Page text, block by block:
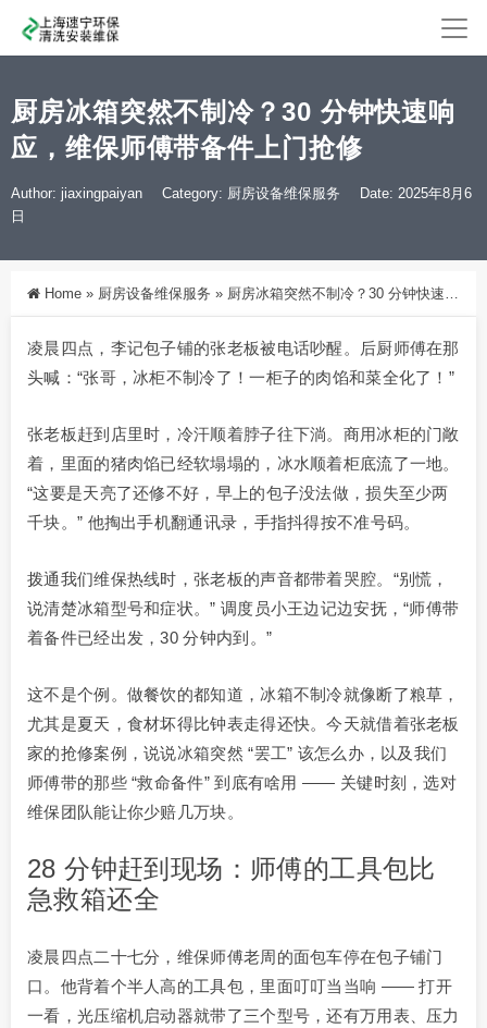
厨房冰箱突然不制冷？30 分钟快速响
应，维保师傅带备件上门抢修
Author: jiaxingpaiyan Category: 厨房设备维保服务
Date: 2025年8月6
日
Home » 厨房设备维保服务 » 厨房冰箱突然不制冷？30 分钟快速响应，维保师傅带备件上门抢修
凌晨四点，李记包子铺的张老板被电话吵醒。后厨师傅在那
头喊：“张哥，冰柜不制冷了！一柜子的肉馅和菜全化了！”
张老板赶到店里时，冷汗顺着脖子往下淌。商用冰柜的门敞
着，里面的猪肉馅已经软塌塌的，冰水顺着柜底流了一地。
“这要是天亮了还修不好，早上的包子没法做，损失至少两
千块。” 他掏出手机翻通讯录，手指抖得按不准号码。
拨通我们维保热线时，张老板的声音都带着哭腔。“别慌，
说清楚冰箱型号和症状。” 调度员小王边记边安抚，“师傅带
着备件已经出发，30 分钟内到。”
这不是个例。做餐饮的都知道，冰箱不制冷就像断了粮草，
尤其是夏天，食材坏得比钟表走得还快。今天就借着张老板
家的抢修案例，说说冰箱突然 “罢工” 该怎么办，以及我们
师傅带的那些 “救命备件” 到底有啥用 —— 关键时刻，选对
维保团队能让你少赔几万块。
28 分钟赶到现场：师傅的工具包比
急救箱还全
凌晨四点二十七分，维保师傅老周的面包车停在包子铺门
口。他背着个半人高的工具包，里面叮叮当当响 —— 打开
一看，光压缩机启动器就带了三个型号，还有万用表、压力